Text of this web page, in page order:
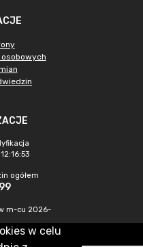
ogółem
m-cu 2026-
w celu